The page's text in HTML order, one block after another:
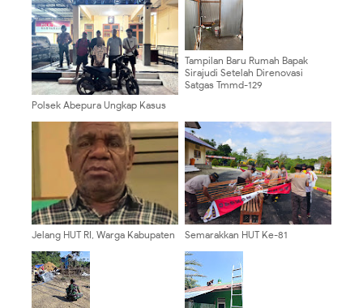
Polsek Abepura Ungkap Kasus
Diamankan Bersama Barang
Tampilan Baru Rumah Bapak
Sirajudi Setelah Direnovasi
Satgas Tmmd-129
Jelang HUT RI, Warga Kabupaten
Provokasi
Semarakkan HUT Ke-81
Pasang Umbul-Umbul dan
Bendera Merah Putih